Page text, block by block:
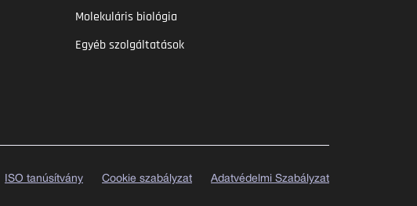
Molekuláris biológia
Egyéb szolgáltatások
ISO tanúsítvány Cookie szabályzat Adatvédelmi Szabályzat